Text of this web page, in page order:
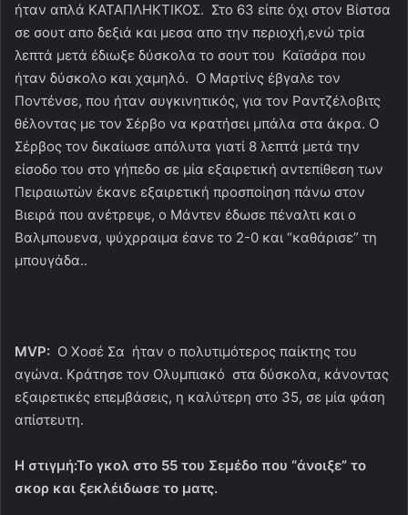
ήταν απλά ΚΑΤΑΠΛΗΚΤΙΚΟΣ. Στο 63 είπε όχι στον Βίστσα
σε σουτ απο δεξιά και μεσα απο την περιοχή,ενώ τρία
λεπτά μετά έδιωξε δύσκολα το σουτ του Καϊσάρα που
ήταν δύσκολο και χαμηλό. Ο Μαρτίνς έβγαλε τον
Ποντένσε, που ήταν συγκινητικός, για τον Ραντζέλοβιτς
θέλοντας με τον Σέρβο να κρατήσει μπάλα στα άκρα. Ο
Σέρβος τον δικαίωσε απόλυτα γιατί 8 λεπτά μετά την
είσοδο του στο γήπεδο σε μία εξαιρετική αντεπίθεση των
Πειραιωτών έκανε εξαιρετική προσποίηση πάνω στον
Βιειρά που ανέτρεψε, ο Μάντεν έδωσε πέναλτι και ο
Βαλμπουενα, ψύχρραιμα έανε το 2-0 και “καθάρισε” τη
μπουγάδα..
MVP: Ο Χοσέ Σα ήταν ο πολυτιμότερος παίκτης του
αγώνα. Κράτησε τον Ολυμπιακό στα δύσκολα, κάνοντας
εξαιρετικές επεμβάσεις, η καλύτερη στο 35, σε μία φάση
απίστευτη.
Η στιγμή:Το γκολ στο 55 του Σεμέδο που “άνοιξε” το
σκορ και ξεκλέιδωσε το ματς.